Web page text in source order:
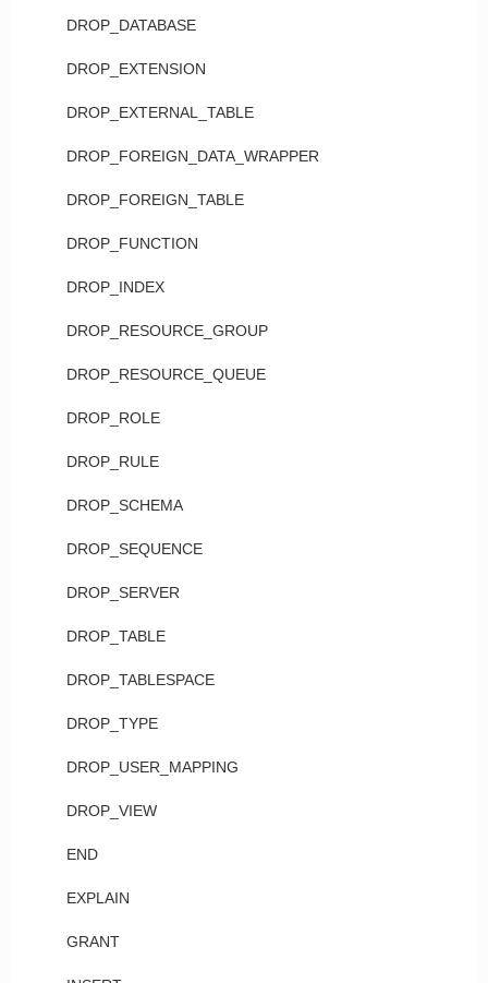
DROP_DATABASE
DROP_EXTENSION
DROP_EXTERNAL_TABLE
DROP_FOREIGN_DATA_WRAPPER
DROP_FOREIGN_TABLE
DROP_FUNCTION
DROP_INDEX
DROP_RESOURCE_GROUP
DROP_RESOURCE_QUEUE
DROP_ROLE
DROP_RULE
DROP_SCHEMA
DROP_SEQUENCE
DROP_SERVER
DROP_TABLE
DROP_TABLESPACE
DROP_TYPE
DROP_USER_MAPPING
DROP_VIEW
END
EXPLAIN
GRANT